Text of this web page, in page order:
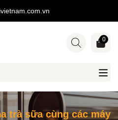
0
trà sữa cùng các máy